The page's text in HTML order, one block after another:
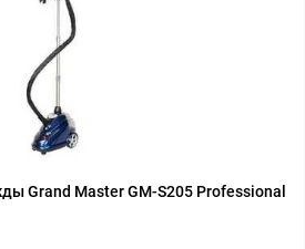
Grand Master GM-S205 Professional